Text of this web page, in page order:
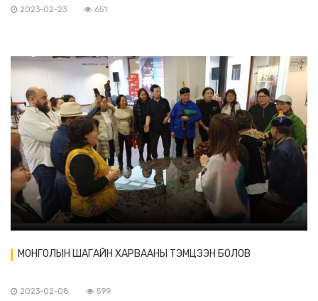
2023-02-23 651
МОНГОЛЫН ШАГАЙН ХАРВААНЫ ТЭМЦЭЭН БОЛОВ
2023-02-08 599